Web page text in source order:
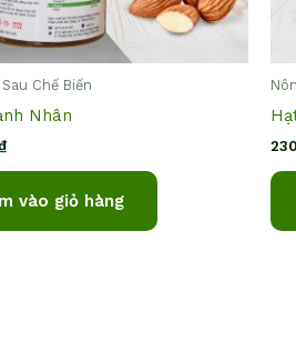
Chế Biến
Nhân
vào giỏ hàng